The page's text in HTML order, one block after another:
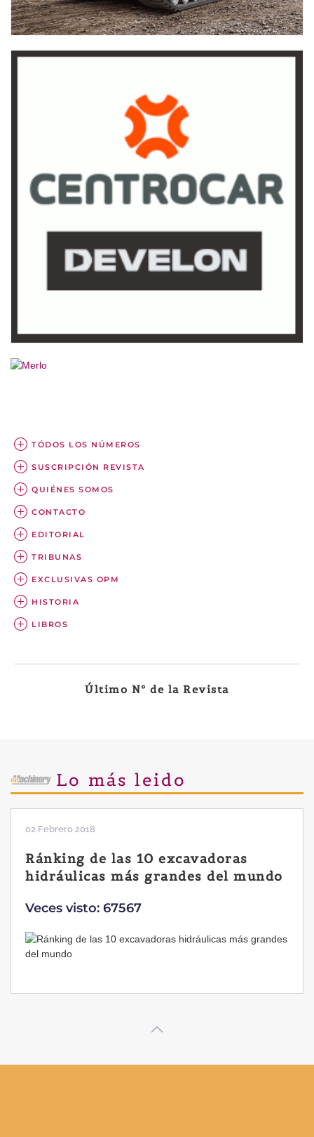
TÓDOS LOS NÚMEROS
SUSCRIPCIÓN REVISTA
QUIÉNES SOMOS
CONTACTO
EDITORIAL
TRIBUNAS
EXCLUSIVAS OPM
HISTORIA
LIBROS
Último Nº de la Revista
Lo más leido
02 Febrero 2018
Ránking de las 10 excavadoras
hidráulicas más grandes del mundo
Veces visto: 67567